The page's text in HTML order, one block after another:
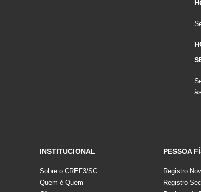
INSTITUCIONAL
Sobre o CREF3/SC
Quem é Quem
PESSOA
Registro
Registro